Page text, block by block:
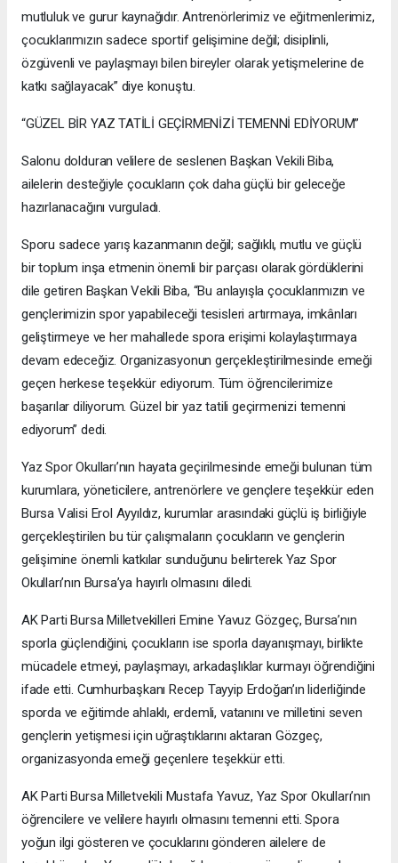
mutluluk ve gurur kaynağıdır. Antrenörlerimiz ve eğitmenlerimiz,
çocuklarımızın sadece sportif gelişimine değil; disiplinli,
özgüvenli ve paylaşmayı bilen bireyler olarak yetişmelerine de
katkı sağlayacak” diye konuştu.
“GÜZEL BİR YAZ TATİLİ GEÇİRMENİZİ TEMENNİ EDİYORUM”
Salonu dolduran velilere de seslenen Başkan Vekili Biba,
ailelerin desteğiyle çocukların çok daha güçlü bir geleceğe
hazırlanacağını vurguladı.
Sporu sadece yarış kazanmanın değil; sağlıklı, mutlu ve güçlü
bir toplum inşa etmenin önemli bir parçası olarak gördüklerini
dile getiren Başkan Vekili Biba, “Bu anlayışla çocuklarımızın ve
gençlerimizin spor yapabileceği tesisleri artırmaya, imkânları
geliştirmeye ve her mahallede spora erişimi kolaylaştırmaya
devam edeceğiz. Organizasyonun gerçekleştirilmesinde emeği
geçen herkese teşekkür ediyorum. Tüm öğrencilerimize
başarılar diliyorum. Güzel bir yaz tatili geçirmenizi temenni
ediyorum” dedi.
Yaz Spor Okulları’nın hayata geçirilmesinde emeği bulunan tüm
kurumlara, yöneticilere, antrenörlere ve gençlere teşekkür eden
Bursa Valisi Erol Ayyıldız, kurumlar arasındaki güçlü iş birliğiyle
gerçekleştirilen bu tür çalışmaların çocukların ve gençlerin
gelişimine önemli katkılar sunduğunu belirterek Yaz Spor
Okulları’nın Bursa’ya hayırlı olmasını diledi.
AK Parti Bursa Milletvekilleri Emine Yavuz Gözgeç, Bursa’nın
sporla güçlendiğini, çocukların ise sporla dayanışmayı, birlikte
mücadele etmeyi, paylaşmayı, arkadaşlıklar kurmayı öğrendiğini
ifade etti. Cumhurbaşkanı Recep Tayyip Erdoğan’ın liderliğinde
sporda ve eğitimde ahlaklı, erdemli, vatanını ve milletini seven
gençlerin yetişmesi için uğraştıklarını aktaran Gözgeç,
organizasyonda emeği geçenlere teşekkür etti.
AK Parti Bursa Milletvekili Mustafa Yavuz, Yaz Spor Okulları’nın
öğrencilere ve velilere hayırlı olmasını temenni etti. Spora
yoğun ilgi gösteren ve çocuklarını gönderen ailelere de